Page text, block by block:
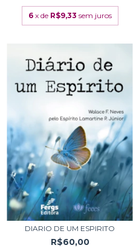
6 x de R$9,33 sem juros
DIARIO DE UM ESPIRITO
R$60,00